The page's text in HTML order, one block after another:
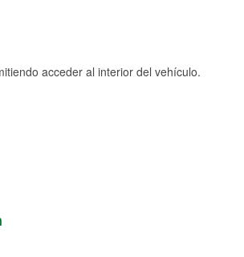
acceder al interior del vehículo.